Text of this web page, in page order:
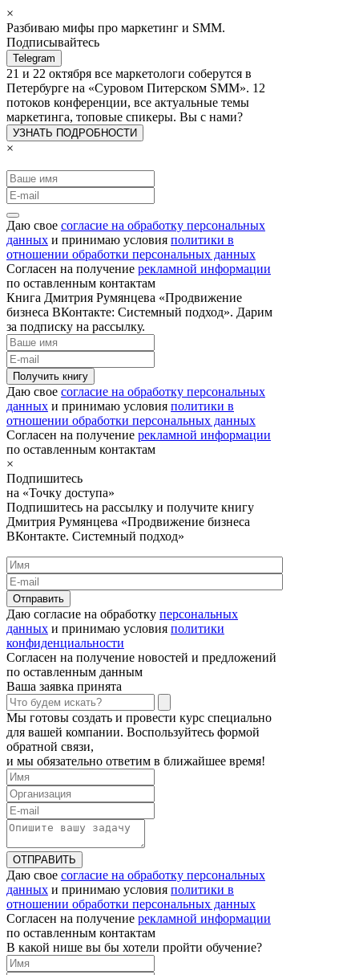
×
Разбиваю мифы про маркетинг и SMM.
Подписывайтесь
Telegram
21 и 22 октября все маркетологи соберутся в
Петербурге на «Суровом Питерском SMM». 12
потоков конференции, все актуальные темы
маркетинга, топовые спикеры. Вы с нами?
УЗНАТЬ ПОДРОБНОСТИ
×
Даю свое согласие на обработку персональных
данных и принимаю условия политики в
отношении обработки персональных данных
Согласен на получение рекламной информации
по оставленным контактам
Книга Дмитрия Румянцева «Продвижение
бизнеса ВКонтакте: Системный подход». Дарим
за подписку на рассылку.
Получить книгу
Даю свое согласие на обработку персональных
данных и принимаю условия политики в
отношении обработки персональных данных
Согласен на получение рекламной информации
по оставленным контактам
×
Подпишитесь
на «Точку доступа»
Подпишитесь на рассылку и получите книгу
Дмитрия Румянцева «Продвижение бизнеса
ВКонтакте. Системный подход»
Отправить
Даю согласие на обработку персональных
данных и принимаю условия политики
конфиденциальности
Согласен на получение новостей и предложений
по оставленным данным
Ваша заявка принята
Мы готовы создать и провести курс специально
для вашей компании. Воспользуйтесь формой
обратной связи,
и мы обязательно ответим в ближайшее время!
ОТПРАВИТЬ
Даю свое согласие на обработку персональных
данных и принимаю условия политики в
отношении обработки персональных данных
Согласен на получение рекламной информации
по оставленным контактам
В какой нише вы бы хотели пройти обучение?